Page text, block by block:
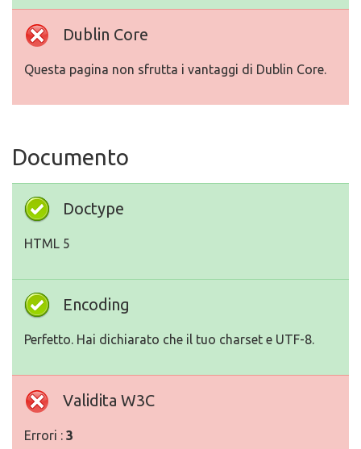
Dublin Core
Questa pagina non sfrutta i vantaggi di Dublin Core.
Documento
Doctype
HTML 5
Encoding
Perfetto. Hai dichiarato che il tuo charset e UTF-8.
Validita W3C
Errori : 3